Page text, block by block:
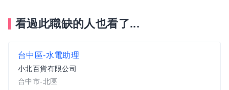
看過此職缺的人也看了...
台中區-水電助理
小北百貨有限公司
台中市-北區